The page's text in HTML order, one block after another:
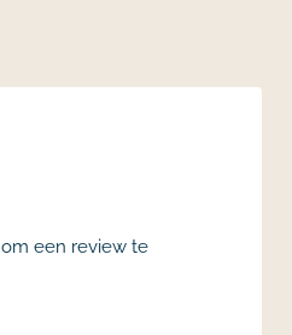
om een review te